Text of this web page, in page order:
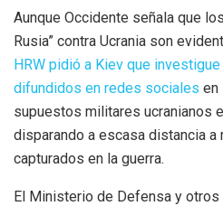
Aunque Occidente señala que
Rusia” contra Ucrania son
HRW pidió a Kiev que
difundidos en redes sociales en
supuestos militares ucranianos
disparando a escasa distancia
capturados en la guerra.
El Ministerio de Defensa y